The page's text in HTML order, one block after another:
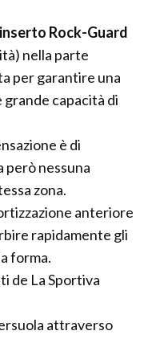
Rock-Guard
nella parte
per garantire una
capacità di
è di
però nessuna
zona.
anteriore
rapidamente gli
forma.
de La Sportiva
attraverso